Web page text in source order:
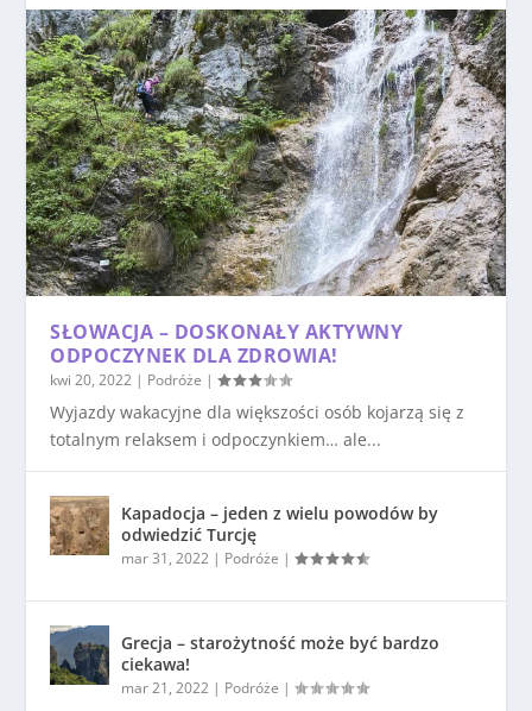
SŁOWACJA – DOSKONAŁY AKTYWNY
ODPOCZYNEK DLA ZDROWIA!
kwi 20, 2022 | Podróże |
Wyjazdy wakacyjne dla większości osób kojarzą się z
totalnym relaksem i odpoczynkiem… ale...
Kapadocja – jeden z wielu powodów by
odwiedzić Turcję
mar 31, 2022 | Podróże |
Grecja – starożytność może być bardzo
ciekawa!
mar 21, 2022 | Podróże |